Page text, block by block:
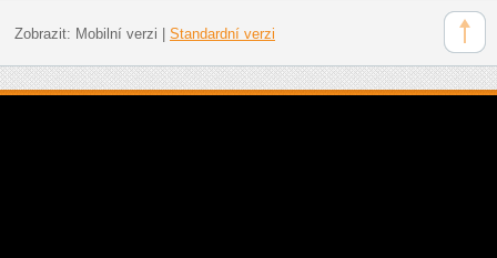
Zobrazit: Mobilní verzi Standardní verzi